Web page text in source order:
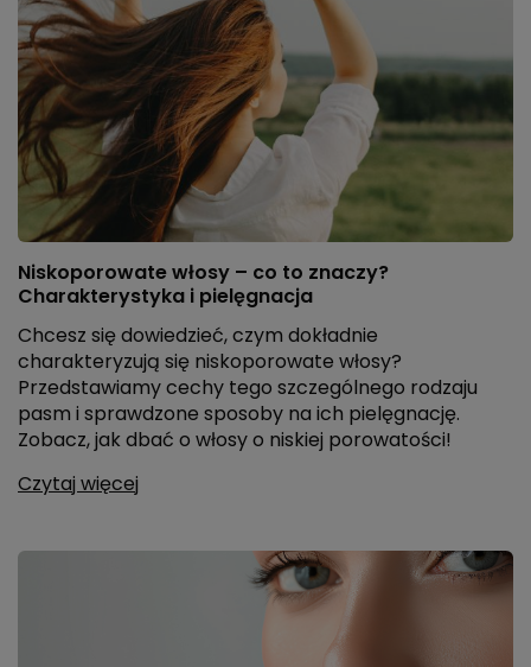
Niskoporowate włosy – co to znaczy?
Charakterystyka i pielęgnacja
Chcesz się dowiedzieć, czym dokładnie
charakteryzują się niskoporowate włosy?
Przedstawiamy cechy tego szczególnego rodzaju
pasm i sprawdzone sposoby na ich pielęgnację.
Zobacz, jak dbać o włosy o niskiej porowatości!
Czytaj więcej